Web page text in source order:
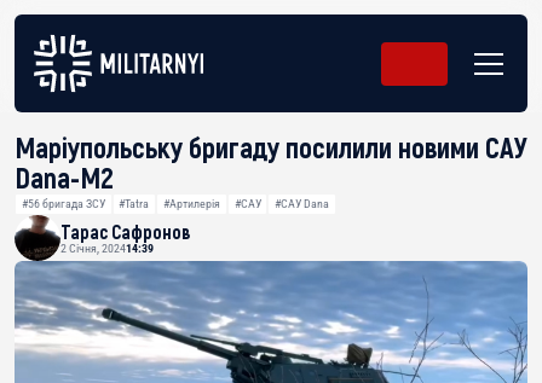
Маріупольську бригаду посилили новими САУ
Dana-M2
#56 бригада ЗСУ #Tatra #Артилерія #САУ #САУ Dana
Тарас Сафронов
2 Січня, 202414:39